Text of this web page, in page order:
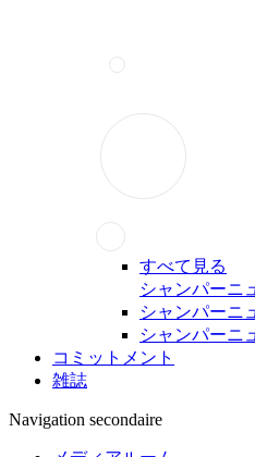
すべて見る
シャンパーニ
シャンパーニ
シャンパーニ
コミットメント
雑誌
Navigation secondaire